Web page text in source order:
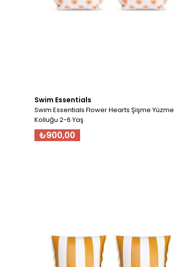
Swim Essentials
Swim Essentials Flower Hearts Şişme Yüzme
Kolluğu 2-6 Yaş
₺900,00